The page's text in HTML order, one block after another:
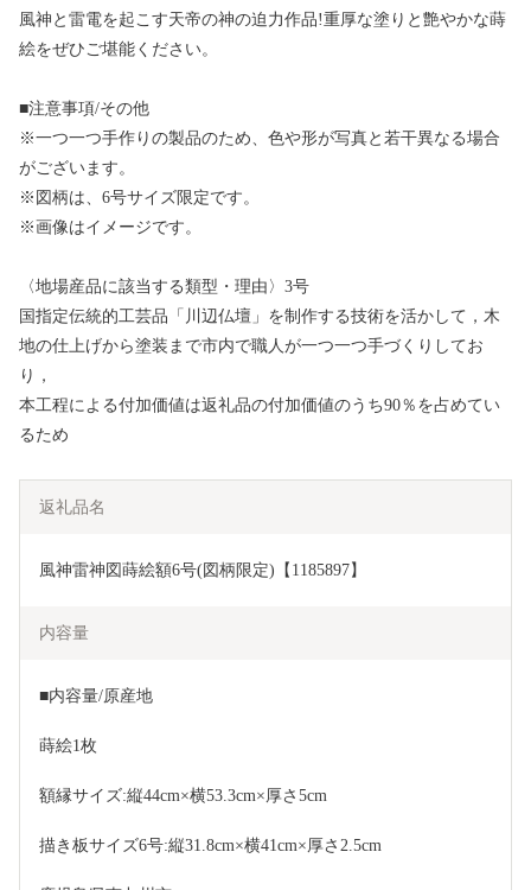
風神と雷電を起こす天帝の神の迫力作品!重厚な塗りと艶やかな蒔
絵をぜひご堪能ください。
■注意事項/その他
※一つ一つ手作りの製品のため、色や形が写真と若干異なる場合
がございます。
※図柄は、6号サイズ限定です。
※画像はイメージです。
〈地場産品に該当する類型・理由〉3号
国指定伝統的工芸品「川辺仏壇」を制作する技術を活かして，木
地の仕上げから塗装まで市内で職人が一つ一つ手づくりしてお
り，
本工程による付加価値は返礼品の付加価値のうち90％を占めてい
るため
返礼品名
風神雷神図蒔絵額6号(図柄限定)【1185897】
内容量
■内容量/原産地
蒔絵1枚
額縁サイズ:縦44cm×横53.3cm×厚さ5cm
描き板サイズ6号:縦31.8cm×横41cm×厚さ2.5cm